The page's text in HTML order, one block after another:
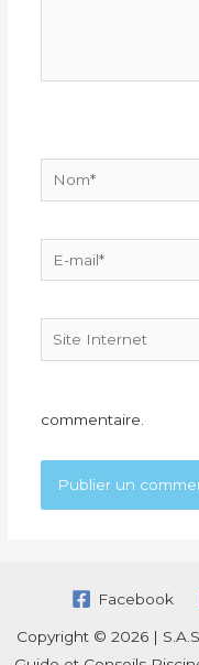
mail*
Site
Internet
commentaire.
Facebook
Copyright © 2026 |